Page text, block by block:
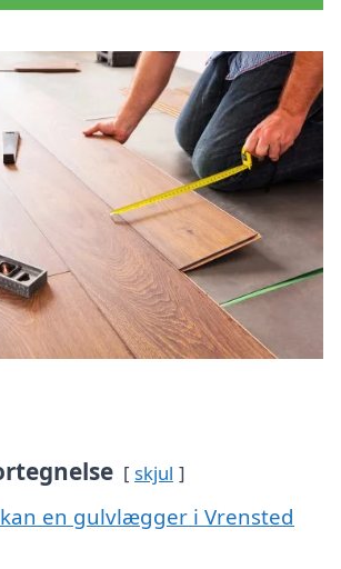
skjul
en gulvlægger i Vrensted